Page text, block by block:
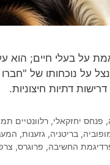
על בעלי חיים; הוא
על נוכחותו של "חברו
דתיות חיצוניות.
, פנחס יחזקאלי, רלוונטיים
, בריטניה, גזענות,
החשיבה, פרוגרס,